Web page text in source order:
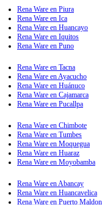
Rena Ware en Piura
Rena Ware en Ica
Rena Ware en Huancayo
Rena Ware en Iquitos
Rena Ware en Puno
Rena Ware en Tacna
Rena Ware en Ayacucho
Rena Ware en Huánuco
Rena Ware en Cajamarca
Rena Ware en Pucallpa
Rena Ware en Chimbote
Rena Ware en Tumbes
Rena Ware en Moquegua
Rena Ware en Huaraz
Rena Ware en Moyobamba
Rena Ware en Abancay
Rena Ware en Huancavelica
Rena Ware en Puerto